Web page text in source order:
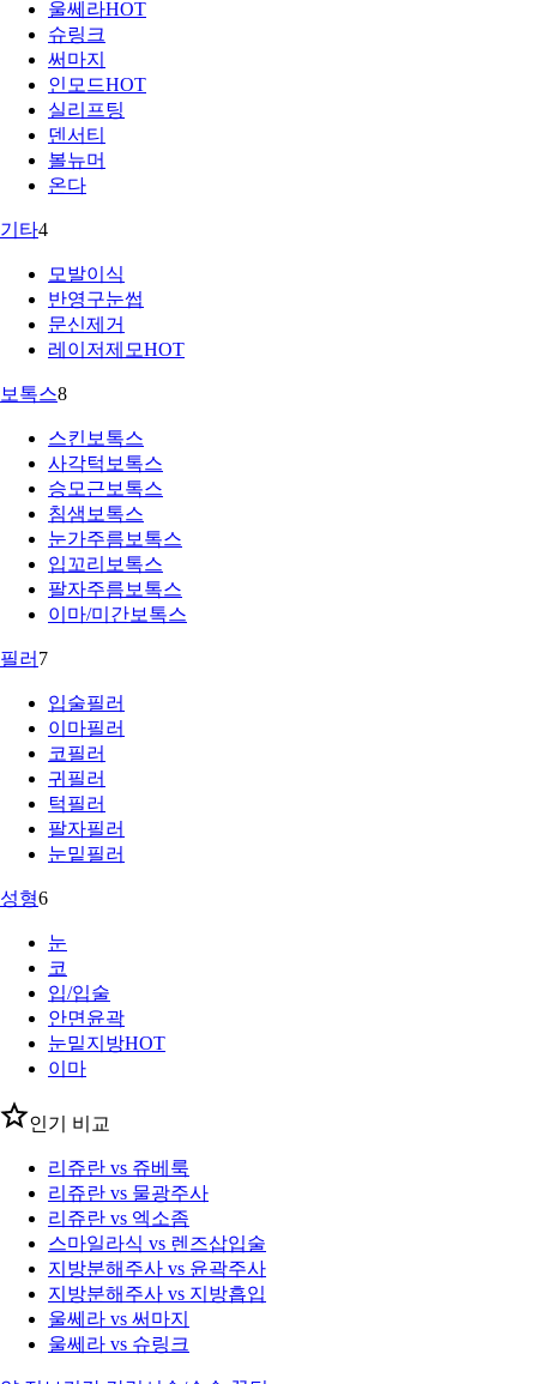
울쎄라HOT
슈링크
써마지
인모드HOT
실리프팅
덴서티
볼뉴머
온다
기타4
모발이식
반영구눈썹
문신제거
레이저제모HOT
보톡스8
스킨보톡스
사각턱보톡스
승모근보톡스
침샘보톡스
눈가주름보톡스
입꼬리보톡스
팔자주름보톡스
이마/미간보톡스
필러 7
입술필러
이마필러
코필러
귀필러
턱필러
팔자필러
눈밑필러
성형6
눈
코
입/입술
안면윤곽
눈밑지방HOT
이마
인기 비교
리쥬란 vs 쥬베룩
리쥬란 vs 물광주사
리쥬란 vs 엑소좀
스마일라식 vs 렌즈삽입술
지방분해주사 vs 윤곽주사
지방분해주사 vs 지방흡입
울쎄라 vs 써마지
울쎄라 vs 슈링크